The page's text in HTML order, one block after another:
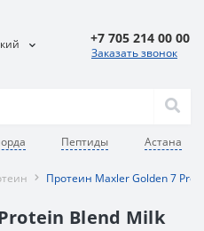
Пептиды Астана
+7 705 214 00 00
Заказать звонок
Протеин Maxler Golden 7
Blend Milk